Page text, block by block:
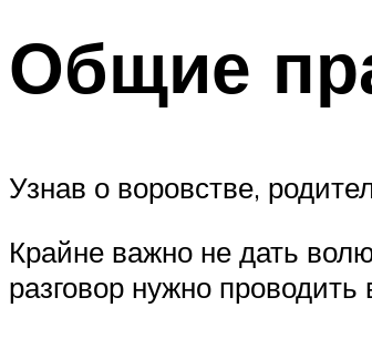
Общие
Узнав о воровстве,
Крайне важно не дать
разговор нужно